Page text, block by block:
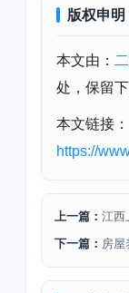
版权申明
本文由：
处，保留下
本文链接：
https://
上一篇：
下一篇：